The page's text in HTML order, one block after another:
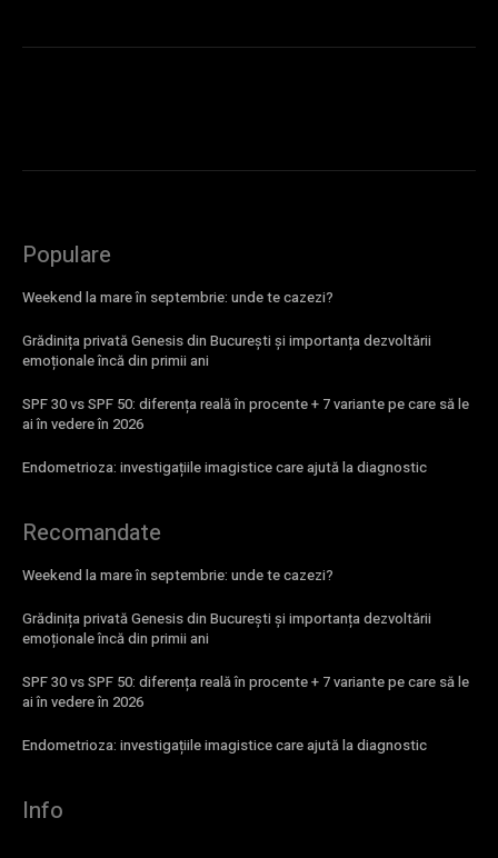
Populare
Weekend la mare în septembrie: unde te cazezi?
Grădinița privată Genesis din București și importanța dezvoltării
emoționale încă din primii ani
SPF 30 vs SPF 50: diferența reală în procente + 7 variante pe care să le
ai în vedere în 2026
Endometrioza: investigațiile imagistice care ajută la diagnostic
Recomandate
Weekend la mare în septembrie: unde te cazezi?
Grădinița privată Genesis din București și importanța dezvoltării
emoționale încă din primii ani
SPF 30 vs SPF 50: diferența reală în procente + 7 variante pe care să le
ai în vedere în 2026
Endometrioza: investigațiile imagistice care ajută la diagnostic
Info